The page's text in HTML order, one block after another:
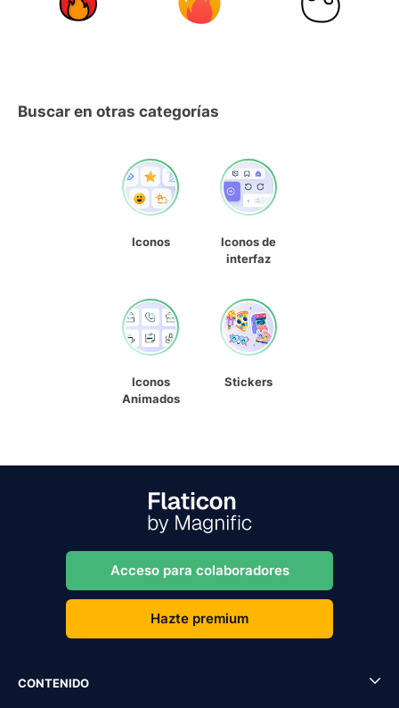
Buscar en otras categorías
Iconos
Iconos de
interfaz
Iconos
Animados
Stickers
Acceso para colaboradores
Hazte premium
CONTENIDO